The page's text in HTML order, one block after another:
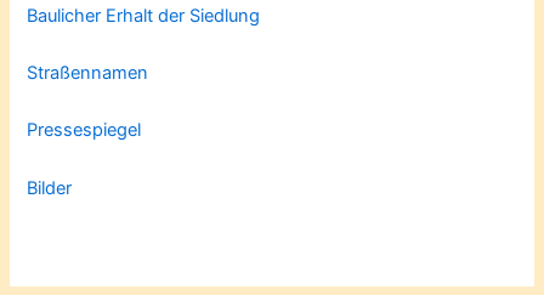
Baulicher Erhalt der Siedlung
Straßennamen
Pressespiegel
Bilder